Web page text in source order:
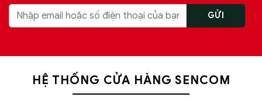
*ƯU ĐÃI: Miễn phí vận chuyển Toàn quốc phí vận
chuyển ngoại thành. Áp dụng đối với đơn hàng có
phẩm)
Lưu ý: Đơn hàng sẽ chỉ được gửi đi sau khi có xác
nhận của tổng đài viên trong vòng 2 tiếng. Quý
HỆ THỐNG CỬA HÀNG SENCOM